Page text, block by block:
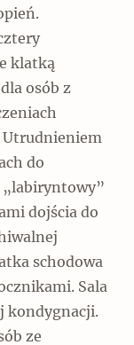
klatką
osób z
Utrudnieniem
do
„labiryntowy”
dojścia do
schodowa
Sala
kondygnacji.
ze